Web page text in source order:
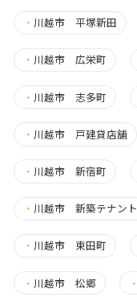
・ 川越市 平塚新田
・ 川越市 広栄町
・ 川越市 志多町
・ 川越市 戸建貸店舗
・ 川越市 新宿町
・ 川越市 新築テナント
・ 川越市 東田町
・ 川越市 松郷 ・